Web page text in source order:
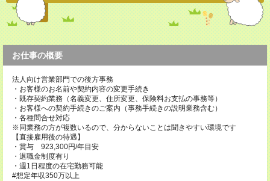
お仕事の概要
法人向け営業部門での後方事務
・お客様のお名前や契約内容の変更手続き
・既存契約業務（名義変更、住所変更、保険料お支払の事務等）
・お客様への契約手続きのご案内（事務手続きの説明業務含む）
・各種問合せ対応
※同業務の方が複数いるので、分からないことは聞きやすい環境です
【直接雇用後の待遇】
・賞与 923,300円/年目安
・退職金制度有り
・週1日程度の在宅勤務可能
#想定年収350万以上